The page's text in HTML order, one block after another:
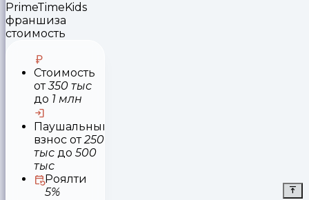
PrimeTimeKids
франшиза
стоимость
Стоимость
от350 тыс
до 1 млн
Паушальный
взнос от250
тыс до 500
тыс
Роялти
5%